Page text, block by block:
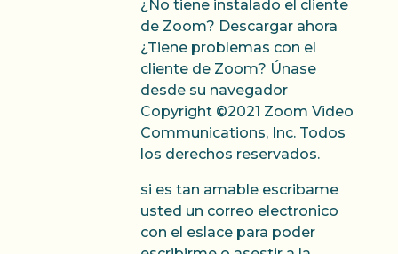
¿No tiene instalado el cliente
de Zoom? Descargar ahora
¿Tiene problemas con el
cliente de Zoom? Únase
desde su navegador
Copyright ©2021 Zoom Video
Communications, Inc. Todos
los derechos reservados.
si es tan amable escribame
usted un correo electronico
con el eslace para poder